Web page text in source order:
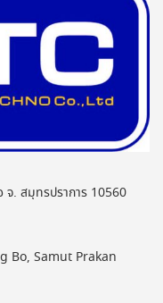
. สมุทรปราการ 10560
Bo, Samut Prakan